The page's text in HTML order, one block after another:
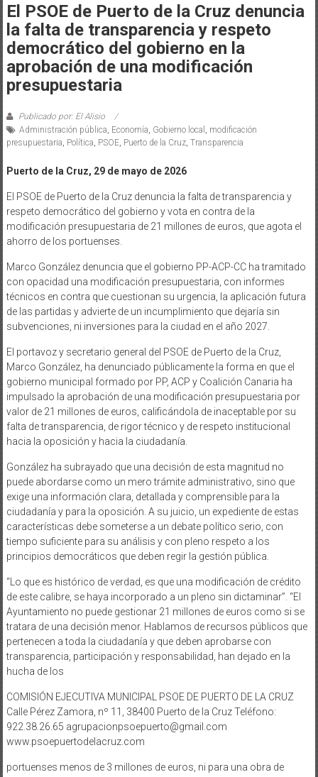
El PSOE de Puerto de la Cruz denuncia
la falta de transparencia y respeto
democrático del gobierno en la
aprobación de una modificación
presupuestaria
Publicado por: El Alisio
Administración pública Economía Gobierno local
modificación
presupuestaria Política PSOE, Puerto de la Cruz, Transparencia
Puerto de la Cruz, 29 de mayo de 2026
El PSOE de Puerto de la Cruz denuncia la falta de transparencia y
respeto democrático del gobierno y vota en contra de la
modificación presupuestaria de 21 millones de euros, que agota el
ahorro de los portuenses.
Marco González denuncia que el gobierno PP-ACP-CC ha tramitado
con opacidad una modificación presupuestaria, con informes
técnicos en contra que cuestionan su urgencia, la aplicación futura
de las partidas y advierte de un incumplimiento que dejaría sin
subvenciones, ni inversiones para la ciudad en el año 2027.
El portavoz y secretario general del PSOE de Puerto de la Cruz,
Marco González, ha denunciado públicamente la forma en que el
gobierno municipal formado por PP, ACP y Coalición Canaria ha
impulsado la aprobación de una modificación presupuestaria por
valor de 21 millones de euros, calificándola de inaceptable por su
falta de transparencia, de rigor técnico y de respeto institucional
hacia la oposición y hacia la ciudadanía.
González ha subrayado que una decisión de esta magnitud no
puede abordarse como un mero trámite administrativo, sino que
exige una información clara, detallada y comprensible para la
ciudadanía y para la oposición. A su juicio, un expediente de estas
características debe someterse a un debate político serio, con
tiempo suficiente para su análisis y con pleno respeto a los
principios democráticos que deben regir la gestión pública.
“Lo que es histórico de verdad, es que una modificación de crédito
de este calibre, se haya incorporado a un pleno sin dictaminar”. “El
Ayuntamiento no puede gestionar 21 millones de euros como si se
tratara de una decisión menor. Hablamos de recursos públicos que
pertenecen a toda la ciudadanía y que deben aprobarse con
transparencia, participación y responsabilidad, han dejado en la
hucha de los
COMISIÓN EJECUTIVA MUNICIPAL PSOE DE PUERTO DE LA CRUZ
Calle Pérez Zamora, nº 11, 38400 Puerto de la Cruz Teléfono:
922.38.26.65 agrupacionpsoepuerto@gmail.com
www.psoepuertodelacruz.com
portuenses menos de 3 millones de euros, ni para una obra de